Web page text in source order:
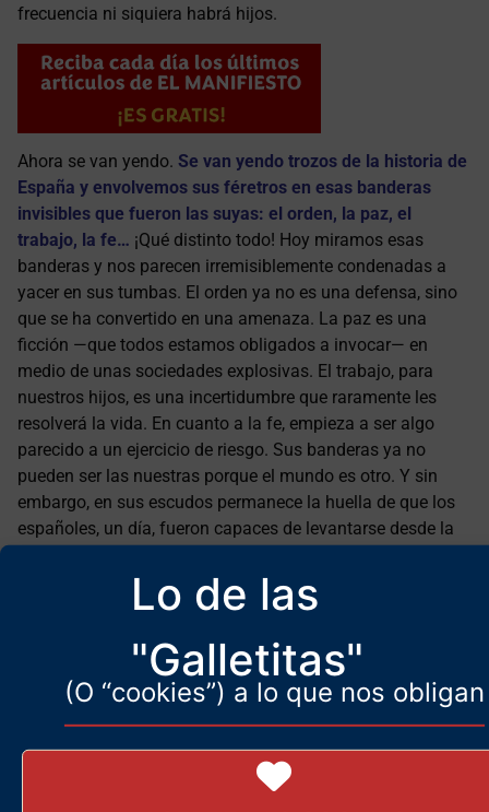
Lo de las
"Galletitas"
(O “cookies”) a lo que nos obligan
frecuencia ni siquiera habrá hijos.
Ahora se van yendo. Se van yendo trozos de la historia de
España y envolvemos sus féretros en esas banderas
invisibles que fueron las suyas: el orden, la paz, el
trabajo, la fe… ¡Qué distinto todo! Hoy miramos esas
banderas y nos parecen irremisiblemente condenadas a
yacer en sus tumbas. El orden ya no es una defensa, sino
que se ha convertido en una amenaza. La paz es una
ficción —que todos estamos obligados a invocar— en
medio de unas sociedades explosivas. El trabajo, para
nuestros hijos, es una incertidumbre que raramente les
resolverá la vida. En cuanto a la fe, empieza a ser algo
parecido a un ejercicio de riesgo. Sus banderas ya no
pueden ser las nuestras porque el mundo es otro. Y sin
embargo, en sus escudos permanece la huella de que los
españoles, un día, fueron capaces de levantarse desde la
posible, si no resucitar, sí al menos venerar esas banderas.
Las banderas de nuestros padres.
Opinión